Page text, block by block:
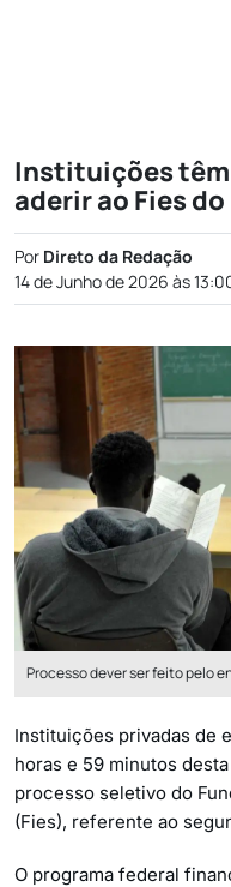
Instituições têm
aderir ao Fies
Por Direto da Redação
14 de Junho de 2026 às
Processo dever ser feito pelo
Instituições privadas de
horas e 59 minutos
processo seletivo do
(Fies), referente ao
O programa federal